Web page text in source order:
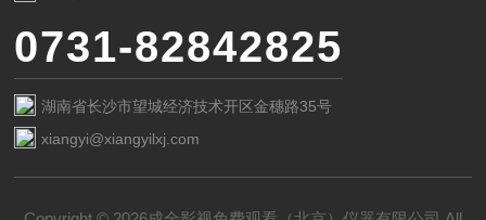
0731-82842825
湖南省长沙市望城经济技术开区金穗路35号
xiangyi@xiangyilxj.com